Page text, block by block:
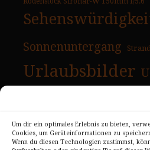
Um dir ein optimales Erlebnis zu bieten,
Cookies, um Geräteinformationen zu
Wenn du diesen Technologien zustimmst,
Sonnenuntergang
Urlaubsbilder